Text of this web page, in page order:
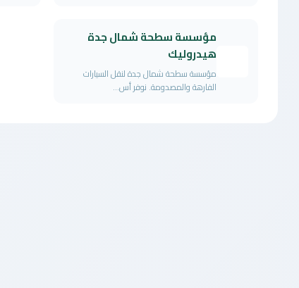
مؤسسة سطحة شمال جدة
هيدروليك
مؤسسة سطحة شمال جدة لنقل السيارات
الفارهة والمصدومة. نوفر أس...